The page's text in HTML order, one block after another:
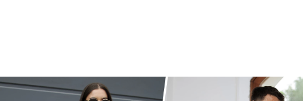
8. Canguro
9. Loncheras